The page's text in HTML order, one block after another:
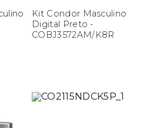
Kit Condor Masculino
Digital Preto -
COBJ3572AM/K8R